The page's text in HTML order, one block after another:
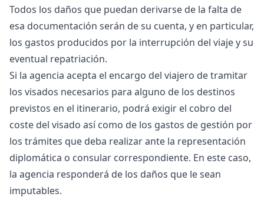
Todos los daños que puedan derivarse de la falta de
esa documentación serán de su cuenta, y en particular,
los gastos producidos por la interrupción del viaje y su
eventual repatriación.
Si la agencia acepta el encargo del viajero de tramitar
los visados necesarios para alguno de los destinos
previstos en el itinerario, podrá exigir el cobro del
coste del visado así como de los gastos de gestión por
los trámites que deba realizar ante la representación
diplomática o consular correspondiente. En este caso,
la agencia responderá de los daños que le sean
imputables.